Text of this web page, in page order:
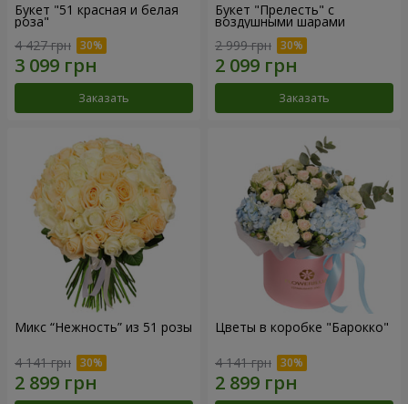
Букет "51 красная и белая
роза"
4 427 грн
Заказать
Букет "Прелесть" с
воздушными шарами
2 999 грн
Заказать
Микс “Нежность” из 51 розы
4 141 грн
Цветы в коробке "Барокко"
4 141 грн